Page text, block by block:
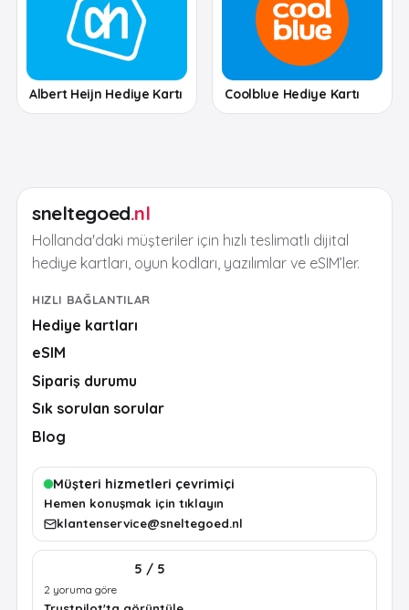
Albert Heijn Hediye Kartı Coolblue Hediye Kartı
sneltegoed.nl
Hollanda'daki müşteriler için hızlı teslimatlı dijital
hediye kartları, oyun kodları, yazılımlar ve eSIM’ler.
HIZLI BAĞLANTILAR
Hediye kartları
eSIM
Sipariş durumu
Sık sorulan sorular
Blog
Müşteri hizmetleri çevrimiçi
Hemen konuşmak için tıklayın
klantenservice@sneltegoed.nl
5 / 5
2 yoruma göre